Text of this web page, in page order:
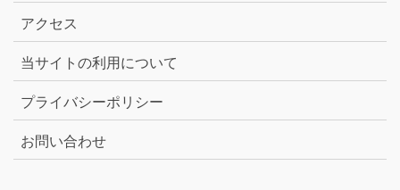
アクセス
当サイトの利用について
プライバシーポリシー
お問い合わせ